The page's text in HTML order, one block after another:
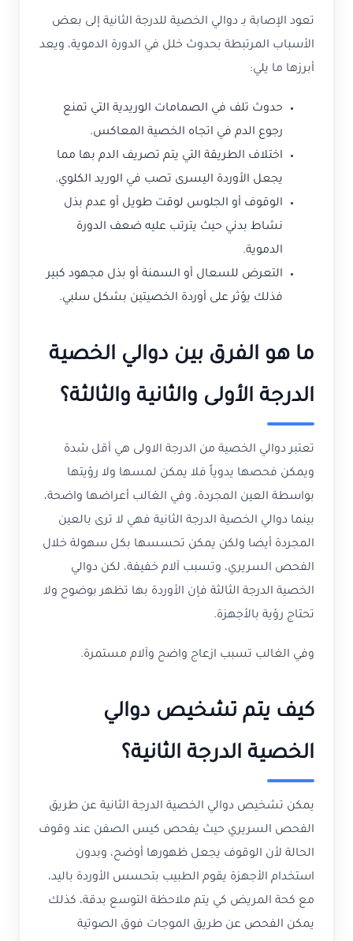
تعود الإصابة بـ دوالي الخصية للدرجة الثانية إلى بعض
الأسباب المرتبطة بحدوث خلل في الدورة الدموية، ويعد
أبرزها ما يلي:
حدوث تلف في الصمامات الوريدية التي تمنع
رجوع الدم في اتجاه الخصية المعاكس.
اختلاف الطريقة التي يتم تصريف الدم بها مما
يجعل الأوردة اليسرى تصب في الوريد الكلوي.
الوقوف أو الجلوس لوقت طويل أو عدم بذل
نشاط بدني حيث يترتب عليه ضعف الدورة
الدموية.
التعرض للسعال أو السمنة أو بذل مجهود كبير
فذلك يؤثر على أوردة الخصيتين بشكل سلبي.
ما هو الفرق بين دوالي الخصية
الدرجة الأولى والثانية والثالثة؟
تعتبر دوالي الخصية من الدرجة الاولى هي أقل شدة
ويمكن فحصها يدوياً فلا يمكن لمسها ولا رؤيتها
بواسطة العين المجردة، وفي الغالب أعراضها واضحة،
بينما دوالي الخصية الدرجة الثانية فهي لا ترى بالعين
المجردة أيضا ولكن يمكن تحسسها بكل سهولة خلال
الفحص السريري، وتسبب آلام خفيفة، لكن دوالي
الخصية الدرجة الثالثة فإن الأوردة بها تظهر بوضوح ولا
تحتاج رؤية بالأجهزة.
وفي الغالب تسبب ازعاج واضح وآلام مستمرة.
كيف يتم تشخيص دوالي
الخصية الدرجة الثانية؟
يمكن تشخيص دوالي الخصية الدرجة الثانية عن طريق
الفحص السريري حيث يفحص كيس الصفن عند وقوف
الحالة لأن الوقوف يجعل ظهورها أوضح، وبدون
استخدام الأجهزة يقوم الطبيب بتحسس الأوردة باليد،
مع كحة المريض كي يتم ملاحظة التوسع بدقة، كذلك
يمكن الفحص عن طريق الموجات فوق الصوتية